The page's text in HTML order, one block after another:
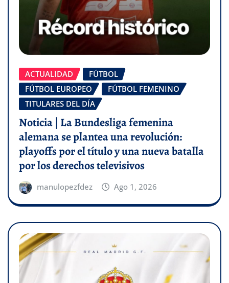
ACTUALIDAD
FÚTBOL
FÚTBOL EUROPEO
FÚTBOL FEMENINO
TITULARES DEL DÍA
Noticia | La Bundesliga femenina
alemana se plantea una revolución:
playoffs por el título y una nueva batalla
por los derechos televisivos
manulopezfdez Ago 1, 2026